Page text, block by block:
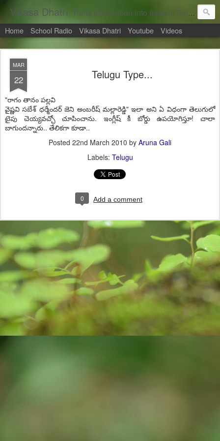
Vikasa Dhatri Turns information into action!! Blogs on Sustainability
Home School Radio Vikasa Dhatri Youtube Videos
MAR
22 Telugu Type...
"రాగం తానం పల్లవి
వైష్ణవి సబేశ్ ధర్మేందర్ జెని అంబరీష్ మల్లారెడ్డి" ఇలా అని ఏ విధంగా తెలుగులో
టైపు చెయ్యవచ్చో చూపించాను. ఇంగ్లీష్ కీ బోర్డు ఉపయోగిస్తూ! చాలా
బాగుందన్నారు.. తేలికగా కూడా..
Posted 22nd March 2010 by Aruna Gali
Labels: Telugu
0 Add a comment